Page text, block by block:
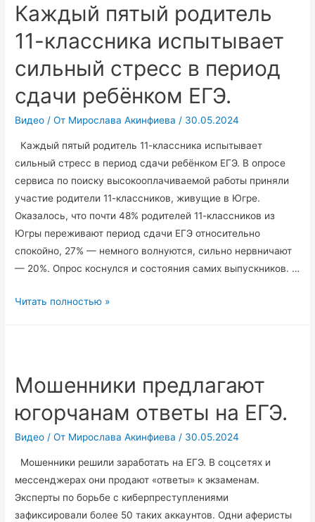
Каждый пятый родитель
11-классника испытывает
сильный стресс в период
сдачи ребёнком ЕГЭ.
Видео / От Мирослава Акинфиева / 30.05.2024
Каждый пятый родитель 11-классника испытывает
сильный стресс в период сдачи ребёнком ЕГЭ. В опросе
сервиса по поиску высокооплачиваемой работы приняли
участие родители 11-классников, живущие в Югре.
Оказалось, что почти 48% родителей 11-классников из
Югры переживают период сдачи ЕГЭ относительно
спокойно, 27% — немного волнуются, сильно нервничают
— 20%. Опрос коснулся и состояния самих выпускников. …
Каждый
испытывает
сильный
стресс
в
период
сдачи
ребёнком
ЕГЭ.
Читать полностью »
Мошенники предлагают
югорчанам ответы на ЕГЭ.
Видео / От Мирослава Акинфиева / 30.05.2024
Мошенники решили заработать на ЕГЭ. В соцсетях и
мессенджерах они продают «ответы» к экзаменам.
Эксперты по борьбе с киберпреступлениями
зафиксировали более 50 таких аккаунтов. Одни аферисты